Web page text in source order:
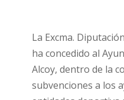
La Excma.
ha concedido al
Alcoy, dentro de la
subvenciones a los